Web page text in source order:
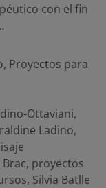
con el fin
, Proyectos para
Ottaviani,
Ladino,
, proyectos
, Silvia Batlle